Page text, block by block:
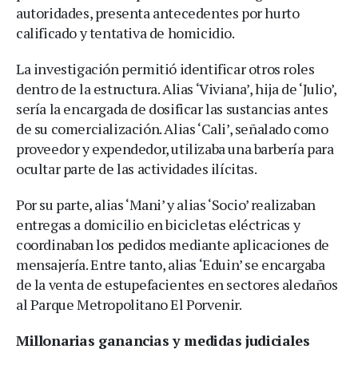
autoridades, presenta antecedentes por hurto
calificado y tentativa de homicidio.
La investigación permitió identificar otros roles
dentro de la estructura. Alias ‘Viviana’, hija de ‘Julio’,
sería la encargada de dosificar las sustancias antes
de su comercialización. Alias ‘Cali’, señalado como
proveedor y expendedor, utilizaba una barbería para
ocultar parte de las actividades ilícitas.
Por su parte, alias ‘Mani’ y alias ‘Socio’ realizaban
entregas a domicilio en bicicletas eléctricas y
coordinaban los pedidos mediante aplicaciones de
mensajería. Entre tanto, alias ‘Eduin’ se encargaba
de la venta de estupefacientes en sectores aledaños
al Parque Metropolitano El Porvenir.
Millonarias ganancias y medidas judiciales